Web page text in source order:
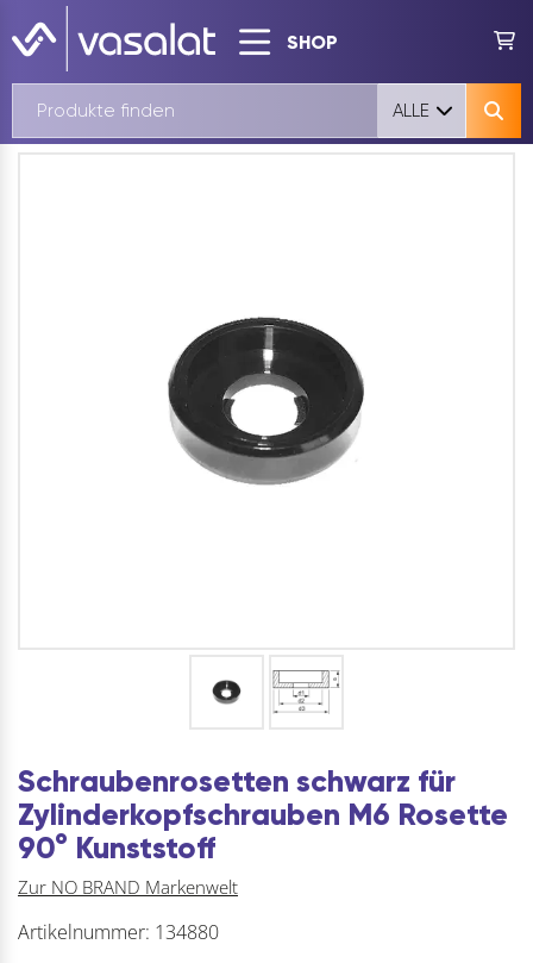
SHOP
ALLE
Schraubenrosetten schwarz für
Zylinderkopfschrauben M6 Rosette
90° Kunststoff
Zur NO BRAND Markenwelt
Artikelnummer: 134880